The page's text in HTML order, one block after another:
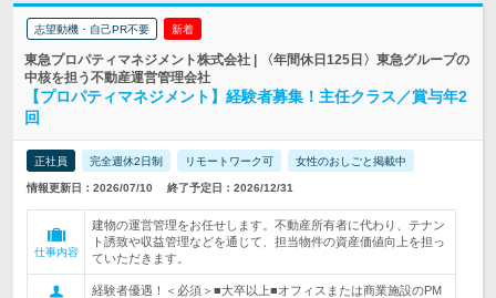
志望動機・自己PR不要 新着
東急プロパティマネジメント株式会社 | 〈年間休日125日〉東急グループの
中核を担う不動産運営管理会社
【プロパティマネジメント】経験者募集！主任クラス／賞与年2
回
正社員 完全週休2日制 リモートワーク可 女性のおしごと掲載中
情報更新日：2026/07/10 終了予定日：2026/12/31
仕事内容
建物の運営管理をお任せします。不動産所有者に代わり、テナン
ト誘致や収益管理などを通じて、担当物件の資産価値向上を担っ
ていただきます。
経験者優遇！＜必須＞■大卒以上■オフィスまたは商業施設のPM